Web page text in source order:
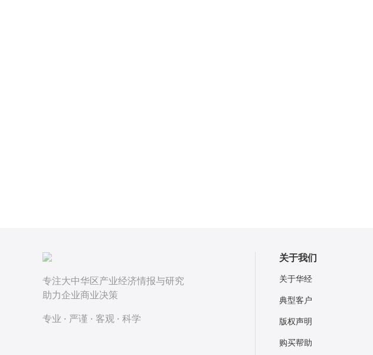
专注大中华区产业经济情报与研究
助力企业商业决策
专业 · 严谨 · 客观 · 科学
关于我们
关于华经
典型客户
版权声明
购买帮助